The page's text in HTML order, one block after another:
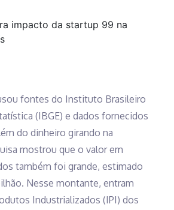
fontes do Instituto Brasileiro
(IBGE) e dados fornecidos
do dinheiro girando na
mostrou que o valor em
também foi grande, estimado
Nesse montante, entram
Industrializados (IPI) dos